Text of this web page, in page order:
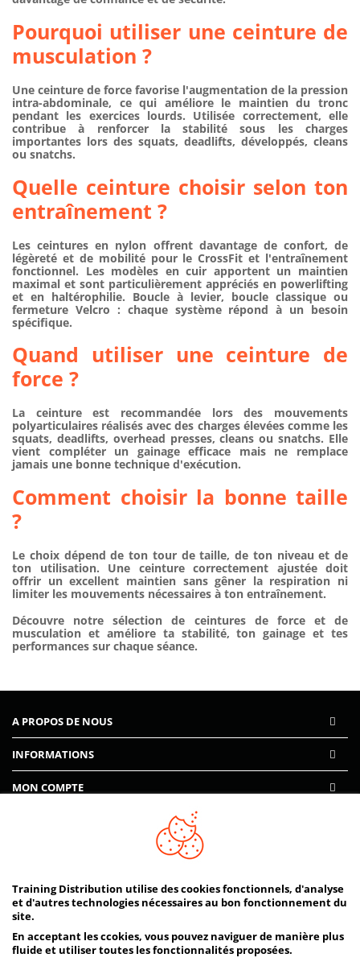
Pourquoi utiliser une ceinture de
musculation ?
Une ceinture de force favorise l'augmentation de la pression
intra-abdominale, ce qui améliore le maintien du tronc
pendant les exercices lourds. Utilisée correctement, elle
contribue à renforcer la stabilité sous les charges
importantes lors des squats, deadlifts, développés, cleans
ou snatchs.
Quelle ceinture choisir selon ton
entraînement ?
Les ceintures en nylon offrent davantage de confort, de
légèreté et de mobilité pour le CrossFit et l'entraînement
fonctionnel. Les modèles en cuir apportent un maintien
maximal et sont particulièrement appréciés en powerlifting
et en haltérophilie. Boucle à levier, boucle classique ou
fermeture Velcro : chaque système répond à un besoin
spécifique.
Quand utiliser une ceinture de
force ?
La ceinture est recommandée lors des mouvements
polyarticulaires réalisés avec des charges élevées comme les
squats, deadlifts, overhead presses, cleans ou snatchs. Elle
vient compléter un gainage efficace mais ne remplace
jamais une bonne technique d'exécution.
Comment choisir la bonne taille
?
Le choix dépend de ton tour de taille, de ton niveau et de
ton utilisation. Une ceinture correctement ajustée doit
offrir un excellent maintien sans gêner la respiration ni
limiter les mouvements nécessaires à ton entraînement.
Découvre notre sélection de ceintures de force et de
musculation et améliore ta stabilité, ton gainage et tes
performances sur chaque séance.
A PROPOS DE NOUS
INFORMATIONS
MON COMPTE
Training Distribution utilise des cookies fonctionnels, d'analyse
et d'autres technologies nécessaires au bon fonctionnement du
site.
En acceptant les ccokies, vous pouvez naviguer de manière plus
fluide et utiliser toutes les fonctionnalités proposées.